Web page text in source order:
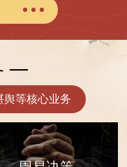
舆等核心业务